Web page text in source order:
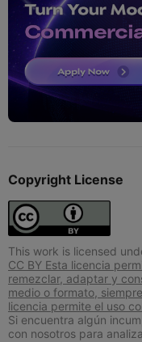
Copyright License
This work is licensed
CC BY Esta licencia
remezclar, adaptar y
medio o formato,
licencia permite el uso
Si encuentra algún
con nosotros para